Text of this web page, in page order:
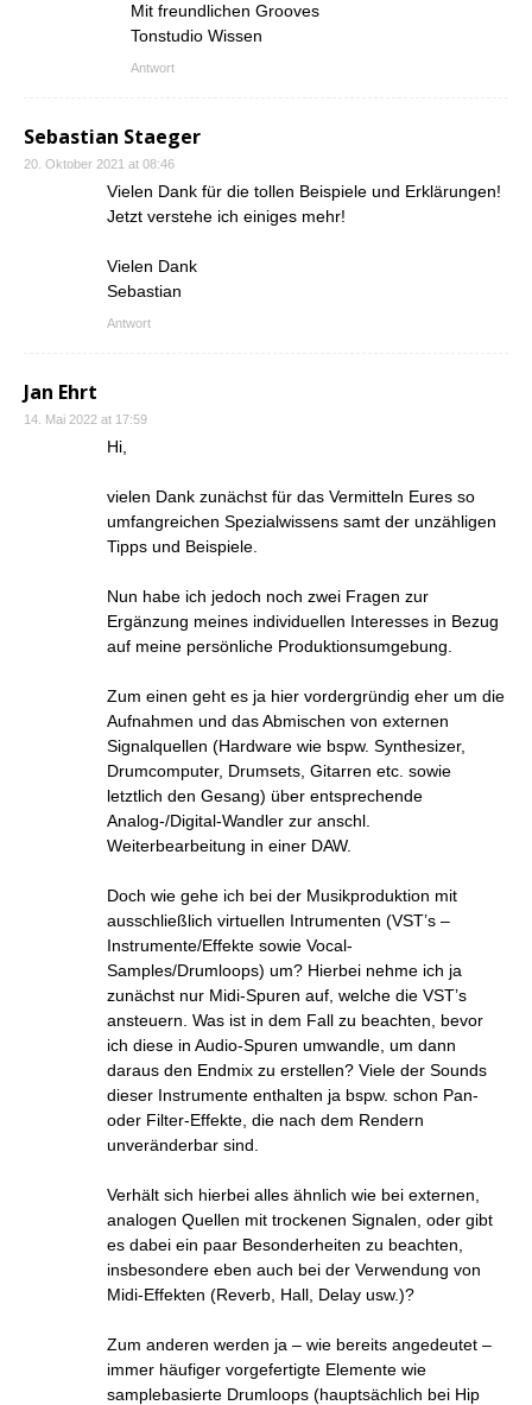
Mit freundlichen Grooves
Tonstudio Wissen
Antwort
Sebastian Staeger
20. Oktober 2021 at 08:46
Vielen Dank für die tollen Beispiele und Erklärungen!
Jetzt verstehe ich einiges mehr!
Vielen Dank
Sebastian
Antwort
Jan Ehrt
14. Mai 2022 at 17:59
Hi,
vielen Dank zunächst für das Vermitteln Eures so
umfangreichen Spezialwissens samt der unzähligen
Tipps und Beispiele.
Nun habe ich jedoch noch zwei Fragen zur
Ergänzung meines individuellen Interesses in Bezug
auf meine persönliche Produktionsumgebung.
Zum einen geht es ja hier vordergründig eher um die
Aufnahmen und das Abmischen von externen
Signalquellen (Hardware wie bspw. Synthesizer,
Drumcomputer, Drumsets, Gitarren etc. sowie
letztlich den Gesang) über entsprechende
Analog-/Digital-Wandler zur anschl.
Weiterbearbeitung in einer DAW.
Doch wie gehe ich bei der Musikproduktion mit
ausschließlich virtuellen Intrumenten (VST’s –
Instrumente/Effekte sowie Vocal-
Samples/Drumloops) um? Hierbei nehme ich ja
zunächst nur Midi-Spuren auf, welche die VST’s
ansteuern. Was ist in dem Fall zu beachten, bevor
ich diese in Audio-Spuren umwandle, um dann
daraus den Endmix zu erstellen? Viele der Sounds
dieser Instrumente enthalten ja bspw. schon Pan-
oder Filter-Effekte, die nach dem Rendern
unveränderbar sind.
Verhält sich hierbei alles ähnlich wie bei externen,
analogen Quellen mit trockenen Signalen, oder gibt
es dabei ein paar Besonderheiten zu beachten,
insbesondere eben auch bei der Verwendung von
Midi-Effekten (Reverb, Hall, Delay usw.)?
Zum anderen werden ja – wie bereits angedeutet –
immer häufiger vorgefertigte Elemente wie
samplebasierte Drumloops (hauptsächlich bei Hip